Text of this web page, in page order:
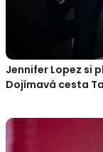
Jennifer Lopez si
Dojímavá cesta